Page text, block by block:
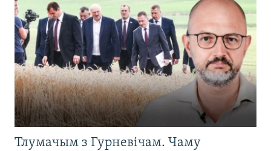
Тлумачым з Гурневічам. Чаму